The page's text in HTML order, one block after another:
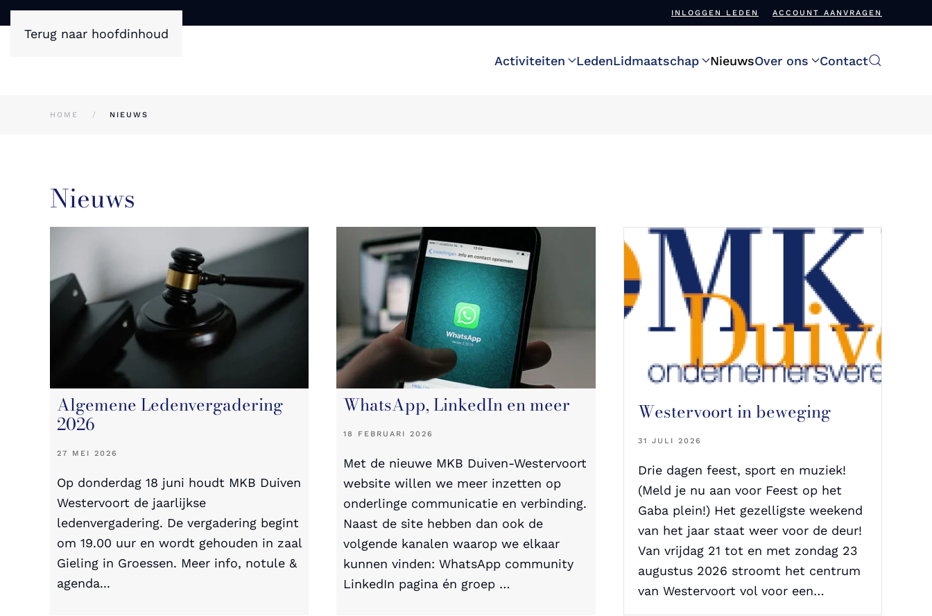
Terug naar hoofdinhoud
INLOGGEN LEDEN ACCOUNT AANVRAGEN
Activiteiten LedenLidmaatschap NieuwsOver ons Contact
HOME NIEUWS
Nieuws
Algemene Ledenvergadering
2026
27 MEI 2026
Op donderdag 18 juni houdt MKB Duiven
Westervoort de jaarlijkse
ledenvergadering. De vergadering begint
om 19.00 uur en wordt gehouden in zaal
Gieling in Groessen. Meer info, notule &
agenda...
WhatsApp, LinkedIn en meer
18 FEBRUARI 2026
Met de nieuwe MKB Duiven-Westervoort
website willen we meer inzetten op
onderlinge communicatie en verbinding.
Naast de site hebben dan ook de
volgende kanalen waarop we elkaar
kunnen vinden: WhatsApp community
LinkedIn pagina én groep …
Westervoort in beweging
31 JULI 2026
Drie dagen feest, sport en muziek!
(Meld je nu aan voor Feest op het
Gaba plein!) Het gezelligste weekend
van het jaar staat weer voor de deur!
Van vrijdag 21 tot en met zondag 23
augustus 2026 stroomt het centrum
van Westervoort vol voor een…